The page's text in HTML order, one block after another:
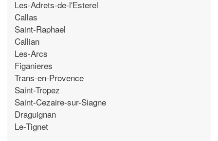
Les-Adrets-de-l'Esterel
Callas
Saint-Raphael
Callian
Les-Arcs
Figanieres
Trans-en-Provence
Saint-Tropez
Saint-Cezaire-sur-Siagne
Draguignan
Le-Tignet